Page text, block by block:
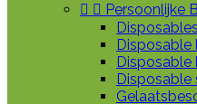
  Persoonlijke
Disposables
Disposable
Disposable
Disposable